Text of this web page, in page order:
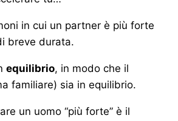
in cui un partner è più forte
breve durata.
equilibrio, in modo che il
familiare) sia in equilibrio.
un uomo “più forte” è il